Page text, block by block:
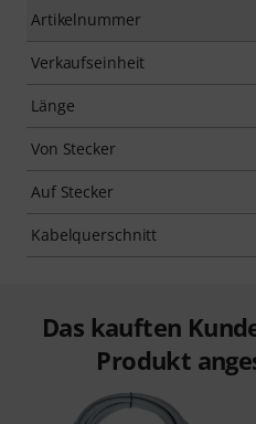
Artikelnummer
Verkaufseinheit
Länge
Von Stecker
Auf Stecker
Kabelquerschnitt
Das kauften
Produkt